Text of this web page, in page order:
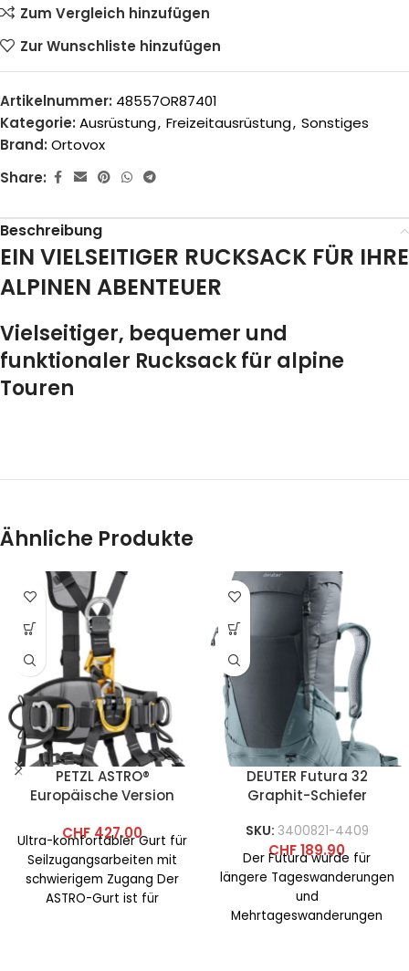
Zum Vergleich hinzufügen
Zur Wunschliste hinzufügen
Artikelnummer: 48557OR87401
Kategorie: Ausrüstung, Freizeitausrüstung, Sonstiges
Brand: Ortovox
Share:
Beschreibung
EIN VIELSEITIGER RUCKSACK FÜR IHRE
ALPINEN ABENTEUER
Vielseitiger, bequemer und
funktionaler Rucksack für alpine
Touren
Ähnliche Produkte
PETZL ASTRO®
Europäische Version
CHF427.00
Ultra-komfortabler Gurt für
Seilzugangsarbeiten mit
schwierigem Zugang Der
ASTRO-Gurt ist für
DEUTER Futura 32
Graphit-Schiefer
SKU: 3400821-4409
CHF189.90
Der Futura wurde für
längere Tageswanderungen
und
Mehrtageswanderungen